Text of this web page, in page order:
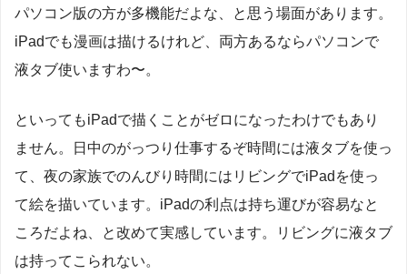
パソコン版の方が多機能だよな、と思う場面があります。
iPadでも漫画は描けるけれど、両方あるならパソコンで
液タブ使いますわ〜。
といってもiPadで描くことがゼロになったわけでもあり
ません。日中のがっつり仕事するぞ時間には液タブを使っ
て、夜の家族でのんびり時間にはリビングでiPadを使っ
て絵を描いています。iPadの利点は持ち運びが容易なと
ころだよね、と改めて実感しています。リビングに液タブ
は持ってこられない。